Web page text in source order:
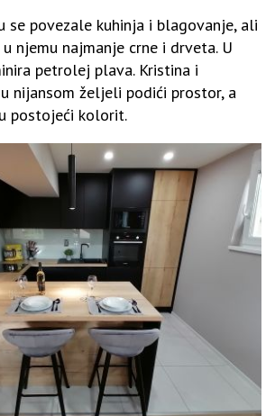
se povezale kuhinja i blagovanje, ali
njemu najmanje crne i drveta. U
petrolej plava. Kristina i
nijansom željeli podići prostor, a
postojeći kolorit.